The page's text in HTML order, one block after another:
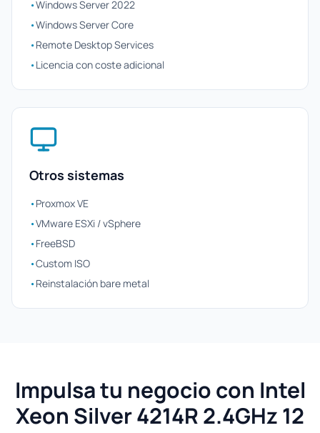
•Windows Server 2022
•Windows Server Core
•Remote Desktop Services
•Licencia con coste adicional
Otros sistemas
•Proxmox VE
•VMware ESXi / vSphere
•FreeBSD
•Custom ISO
•Reinstalación bare metal
Impulsa tu negocio con Intel
Xeon Silver 4214R 2.4GHz 12